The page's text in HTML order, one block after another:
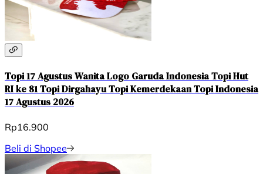
Topi 17 Agustus Wanita Logo Garuda Indonesia Topi Hut
RI ke 81 Topi Dirgahayu Topi Kemerdekaan Topi Indonesia
17 Agustus 2026
Rp16.900
Beli di Shopee